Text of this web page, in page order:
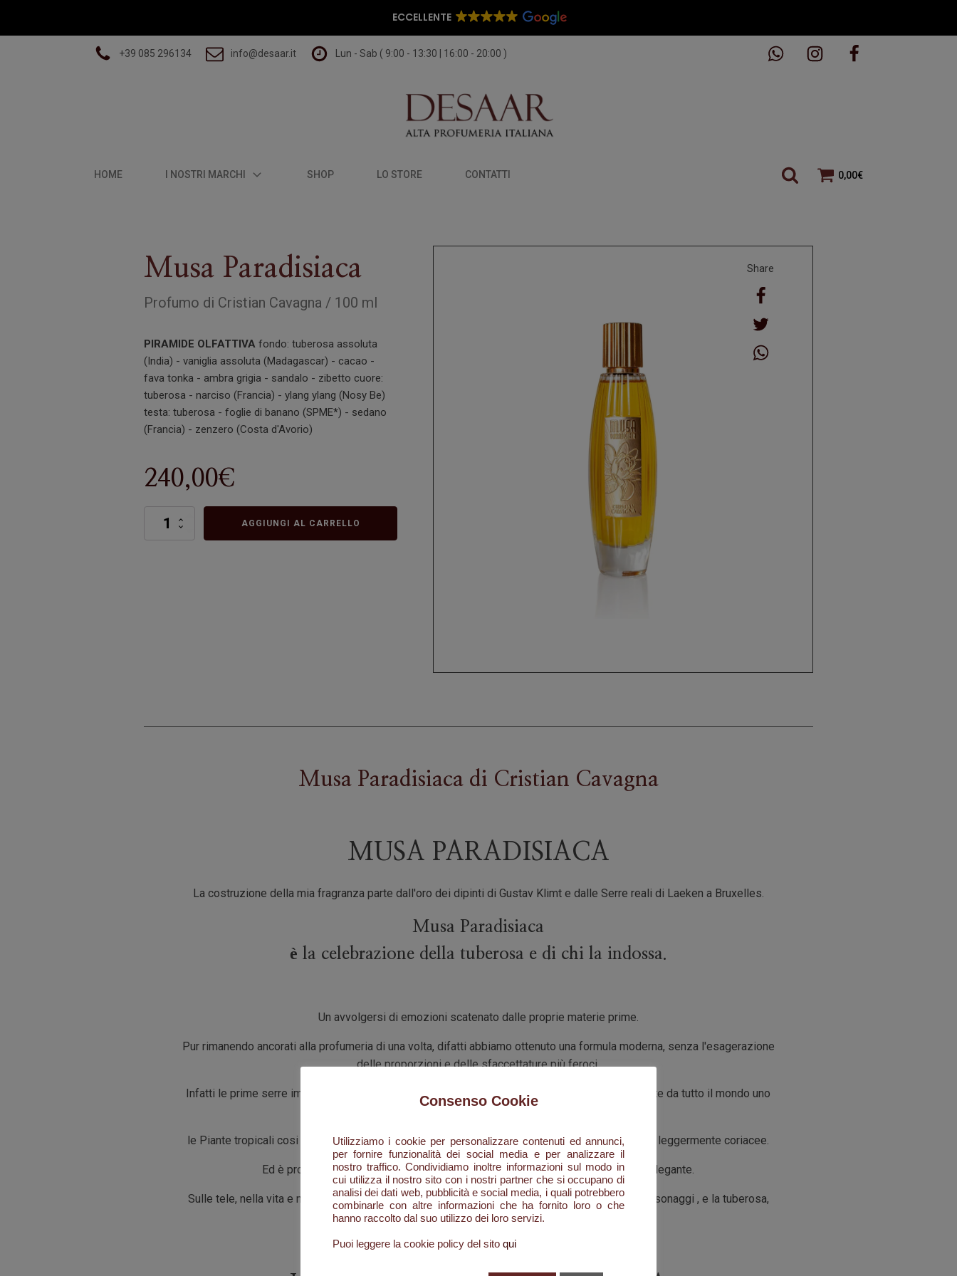
ECCELLENTE
+39 085 296134 info@desaar.it Lun - Sab ( 9:00 - 13:30 | 16:00 - 20:00 )
HOME I NOSTRI MARCHI SHOP LO STORE CONTATTI 0,00€
Musa Paradisiaca
Profumo di Cristian Cavagna / 100 ml
PIRAMIDE OLFATTIVAfondo: tuberosa assoluta
(India) - vaniglia assoluta (Madagascar) - cacao -
fava tonka - ambra grigia - sandalo - zibetto cuore:
tuberosa - narciso (Francia) - ylang ylang (Nosy Be)
testa: tuberosa - foglie di banano (SPME*) - sedano
(Francia) - zenzero (Costa d'Avorio)
240,00€
Musa
AGGIUNGI AL CARRELLO
Share
Musa Paradisiacadi Cristian Cavagna
MUSA PARADISIACA
La costruzione della mia fragranza parte dall'oro dei dipinti di Gustav Klimt e dalle Serre reali di Laeken a Bruxelles.
Musa Paradisiaca
è la celebrazione della tuberosa e di chi la indossa.
Un avvolgersi di emozioni scatenato dalle proprie materie prime.
Pur rimanendo ancorati alla profumeria di una volta, difatti abbiamo ottenuto una formula moderna, senza l'esagerazione
delle proporzioni e delle sfaccettature più feroci.
Infatti le prime serre imperiali, accoglievano, sotto le imponenti cupole verdi, la flora proveniente da tutto il mondo uno
le Piante tropicali cosi maestose, tra cui il banano con le sue foglie dal colore verde brillante e leggermente coriacee.
Ed è proprio dalle sue foglie che abbiamo estratto un composto luminoso ed elegante.
Sulle tele, nella vita e nei profumi, le muse hanno condizionato e sconvolto la vita di grandi personaggi , e la tuberosa,
fiore bianco per eccellenza, è un segno, forse, il segno, del mio stile.
Consenso Cookie
Utilizziamo i cookie per personalizzare contenuti ed annunci,
per fornire funzionalità dei social media e per analizzare il
nostro traffico. Condividiamo inoltre informazioni sul modo in
cui utilizza il nostro sito con i nostri partner che si occupano di
analisi dei dati web, pubblicità e social media, i quali potrebbero
combinarle con altre informazioni che ha fornito loro o che
hanno raccolto dal suo utilizzo dei loro servizi.
Puoi leggere la cookie policy del sito qui